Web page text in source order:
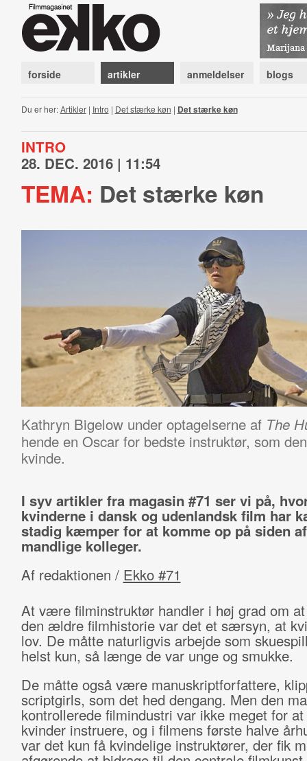
forside artikler anmeldelser blogs
Du er her:Artikler| Intro | Det stærke køn | Det stærke køn
INTRO
28. DEC. 2016 | 11:54
TEMA: Det stærke køn
Kathryn Bigelow under optagelserne af The
hende en Oscar for bedste instruktør, som
kvinde.
I syv artikler fra magasin #71 ser vi på,
kvinderne i dansk og udenlandsk film har
stadig kæmper for at komme op på siden
mandlige kolleger.
Af redaktionen / Ekko #71
At være filminstruktør handler i høj grad om
den ældre filmhistorie var det et særsyn, at
lov. De måtte naturligvis arbejde som
helst kun, så længe de var unge og smukke.
De måtte også være manuskriptforfattere,
scriptgirls, som det hed dengang. Men den
kontrollerede filmindustri var ikke meget for
kvinder instruere, og i filmens første halve
var det kun få kvindelige instruktører, der fik